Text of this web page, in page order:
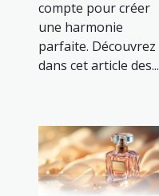
compte pour créer
une harmonie
parfaite. Découvrez
dans cet article des...